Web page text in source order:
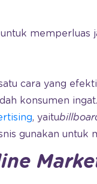
memperluas
cara yang
konsumen
, yaitu
gunakan untuk